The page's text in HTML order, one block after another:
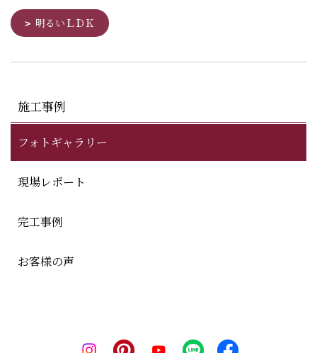
明るいＬＤＫ
施工事例
フォトギャラリー
現場レポート
完工事例
お客様の声